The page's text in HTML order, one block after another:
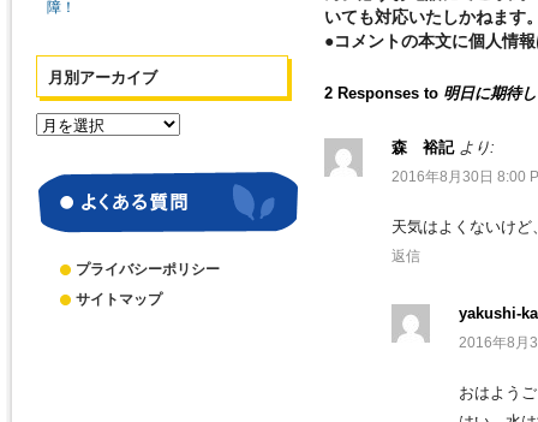
いても対応いたしかねます
●コメントの本文に個人情
2 Responses to 明日に期待
森 裕記 より:
2016年8月30日 8:00
天気はよくないけ
返信
yakushi-
2016年8月
おはよう
障！
月別アーカイブ
月
ー
カ
プライバシーポリシー
サイトマップ